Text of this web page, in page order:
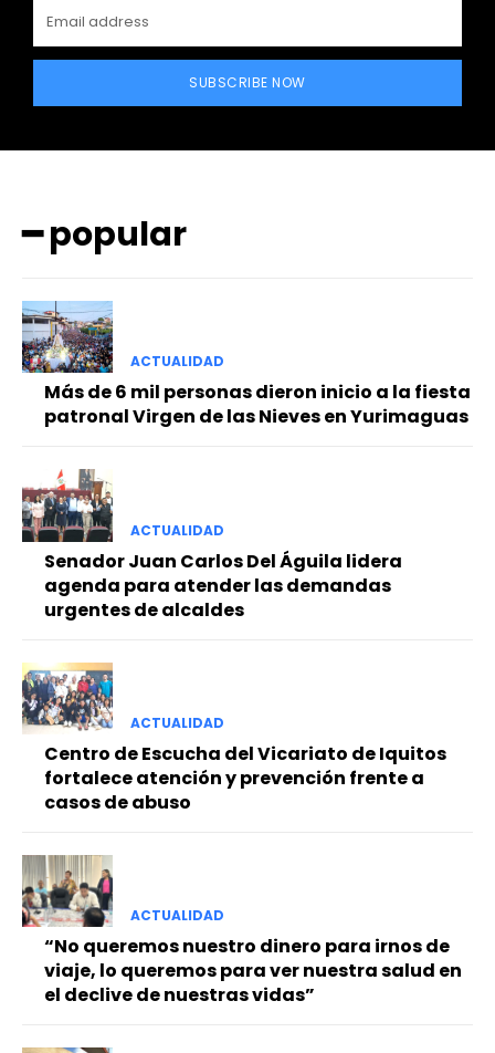
SUBSCRIBE NOW
━ popular
ACTUALIDAD
Más de 6 mil personas dieron inicio a la fiesta
patronal Virgen de las Nieves en Yurimaguas
ACTUALIDAD
Senador Juan Carlos Del Águila lidera
agenda para atender las demandas
urgentes de alcaldes
ACTUALIDAD
Centro de Escucha del Vicariato de Iquitos
fortalece atención y prevención frente a
casos de abuso
ACTUALIDAD
“No queremos nuestro dinero para irnos de
viaje, lo queremos para ver nuestra salud en
el declive de nuestras vidas”